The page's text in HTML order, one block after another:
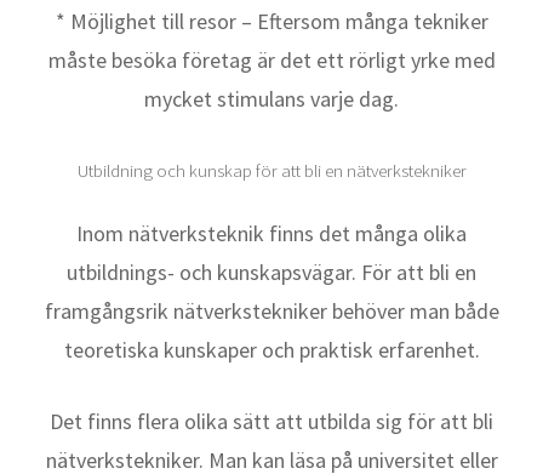
* Möjlighet till resor – Eftersom många tekniker
måste besöka företag är det ett rörligt yrke med
mycket stimulans varje dag.
Utbildning och kunskap för att bli en nätverkstekniker
Inom nätverksteknik finns det många olika
utbildnings- och kunskapsvägar. För att bli en
framgångsrik nätverkstekniker behöver man både
teoretiska kunskaper och praktisk erfarenhet.
Det finns flera olika sätt att utbilda sig för att bli
nätverkstekniker. Man kan läsa på universitet eller